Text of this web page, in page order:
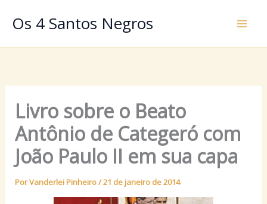
paraOs 4 Santos Negros
Livro sobre o Beato
Antônio de Categeró com
João Paulo II em sua capa
PorVanderlei Pinheiro/21 de janeiro de 2014